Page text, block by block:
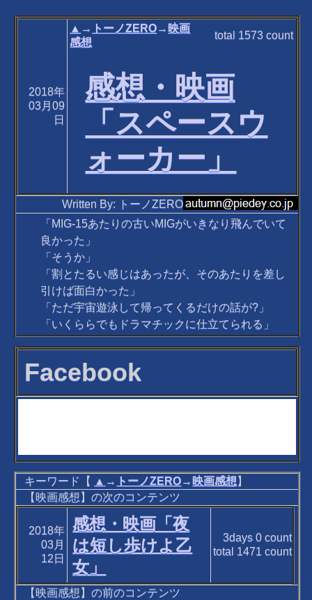
2018年
03月09
日
▲ → トーノZERO→ 映画
感想
total 1573 count
感想・映画
「スペースウ
ォーカー」
Written By: トーノZERO
「MIG-15あたりの古いMIGがいきなり飛んでいて
良かった」
「そうか」
「割とたるい感じはあったが、そのあたりを差し
引けば面白かった」
「ただ宇宙遊泳して帰ってくるだけの話が?」
「いくららでもドラマチックに仕立てられる」
Facebook
キーワード【 ▲ → トーノZERO→ 映画感想】
【映画感想】の次のコンテンツ
2018年
03月
12日
感想・映画「夜
は短し歩けよ乙
女」
3days 0count
total 1471 count
【映画感想】の前のコンテンツ